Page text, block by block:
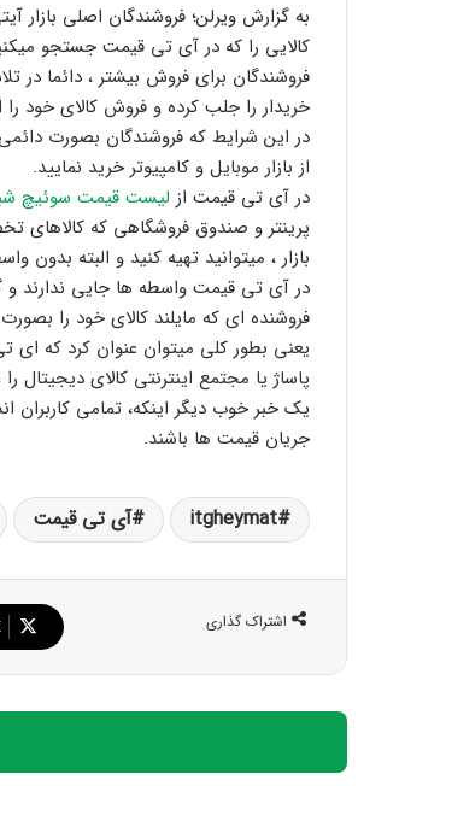
به گزارش ویرلن؛ فروشندگان اصلی بازار
کالایی را که در آی تی قیمت جستجو
فروشندگان برای فروش بیشتر ، دائما در
خریدار را جلب کرده و فروش کالای خود
از بازار موبایل و کامپیوتر خرید نمایید.
در آی تی قیمت از لیست قیمت سوئیچ
پرینتر و صندوق فروشگاهی که کالاهای
بازار ، میتوانید تهیه کنید و البته
در آی تی قیمت واسطه ها جایی ندارند و
فروشنده ای که مایلند کالای خود را
یعنی بطور کلی میتوان عنوان کرد که ای
پاساژ یا مجتمع اینترنتی کالای
یک خبر خوب دیگر اینکه، تمامی
جریان قیمت ها باشند.
itgheymat آی تی قیمت
اشتراک گذاری